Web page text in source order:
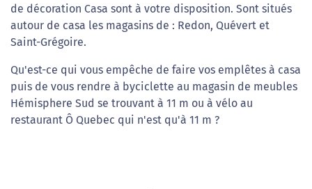
de décoration Casa sont à votre disposition. Sont situés
autour de casa les magasins de : Redon, Quévert et
Saint-Grégoire.
Qu'est-ce qui vous empêche de faire vos emplêtes à casa
puis de vous rendre à byciclette au magasin de meubles
Hémisphere Sud se trouvant à 11 m ou à vélo au
restaurant Ô Quebec qui n'est qu'à 11 m ?